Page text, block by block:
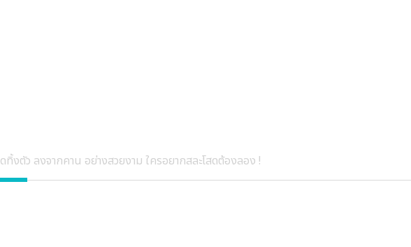
ทิ้งตัว ลงจากคาน อย่างสวยงาม ใครอยากสละโสดต้องลอง !